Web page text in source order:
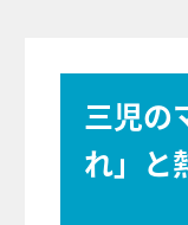
三児の
れ」と